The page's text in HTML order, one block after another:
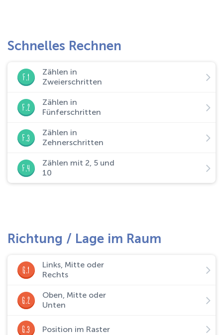
Schnelles Rechnen
F.1
Zählen in
Zweierschritten
F.2
Zählen in
Fünferschritten
F.3
Zählen in
Zehnerschritten
F.4
Zählen mit 2, 5 und
10
Richtung / Lage im Raum
G.1
Links, Mitte oder
Rechts
G.2
Oben, Mitte oder
Unten
G.3 Position im Raster